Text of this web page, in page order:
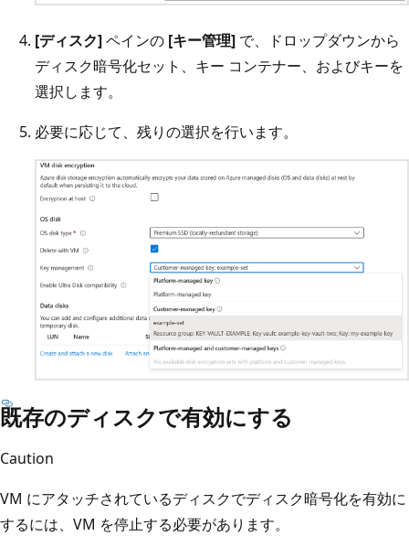
[ディスク]ペインの [キー管理] で、ドロップダウンから
ディスク暗号化セット、キー コンテナー、およびキーを
選択します。
必要に応じて、残りの選択を行います。
既存のディスクで有効にする
Caution
VM にアタッチされているディスクでディスク暗号化を有効に
するには、VM を停止する必要があります。